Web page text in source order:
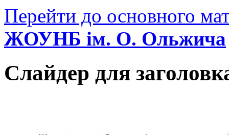
Перейти до основного
ЖОУНБ ім. О. Ольжича
Слайдер для